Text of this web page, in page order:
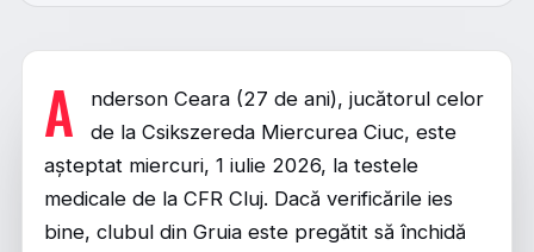
A
nderson Ceara (27 de ani), jucătorul celor
de la Csikszereda Miercurea Ciuc, este
așteptat miercuri, 1 iulie 2026, la testele
medicale de la CFR Cluj. Dacă verificările ies
bine, clubul din Gruia este pregătit să închidă